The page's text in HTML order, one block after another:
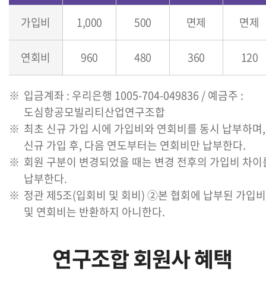
가입비 1,000 500 면제 면제
연회비 960 480 360 120
입금계좌 : 우리은행 1005-704-049836 / 예금주 :
도심항공모빌리티산업연구조합
최초 신규 가입 시에 가입비와 연회비를 동시 납부하며,
신규 가입 후, 다음 연도부터는 연회비만 납부한다.
회원 구분이 변경되었을 때는 변경 전후의 가입비 차이
납부한다.
정관 제5조(입회비 및 회비) ②본 협회에 납부된 가입비
및 연회비는 반환하지 아니한다.
연구조합 회원사 혜택